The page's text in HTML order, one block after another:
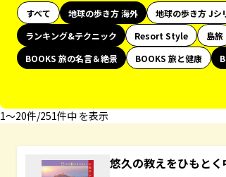
すべて 地球の歩き方 海外 地球の歩き方 Jシ
ランキング&テクニック
Resort Style 島旅
BOOKS 旅の名言＆絶景
BOOKS 旅と健康
1〜20件/251件中 を表示
悠久の教えをひもと